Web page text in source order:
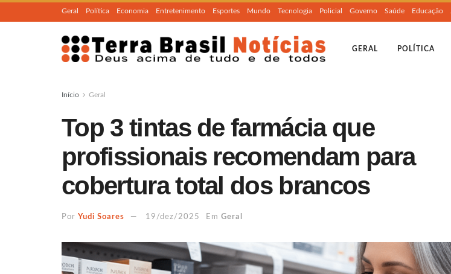
Geral Política Economia Entretenimento Esportes Mundo Tecnologia Policial Governo Saúde Educação
GERAL POLÍTICA
Início Geral
Top 3 tintas de farmácia que
profissionais recomendam para
cobertura total dos brancos
Por Yudi Soares 19/dez/2025 Em Geral